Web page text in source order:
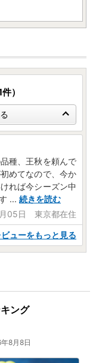
件）
種、王秋を頼んで
めてなので、今か
れば今シーズン中
... 続きを読む
05日 東京都在住
ビューをもっと見る
ング
8月8日